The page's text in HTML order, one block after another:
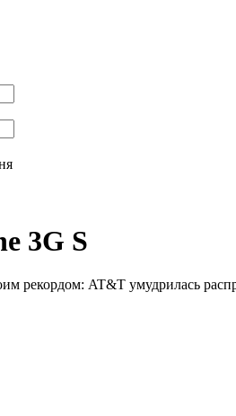
3G S
рекордом: AT&T умудрилась